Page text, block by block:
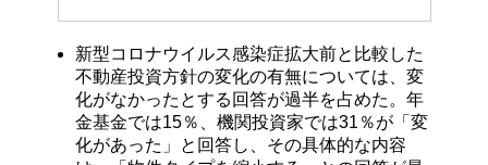
新型コロナウイルス感染症拡大前と比較した
不動産投資方針の変化の有無については、変
化がなかったとする回答が過半を占めた。年
金基金では15％、機関投資家では31％が「変
化があった」と回答し、その具体的な内容